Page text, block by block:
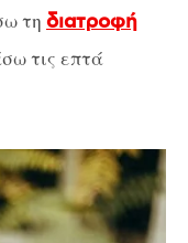
τη διατροφή
τις επτά